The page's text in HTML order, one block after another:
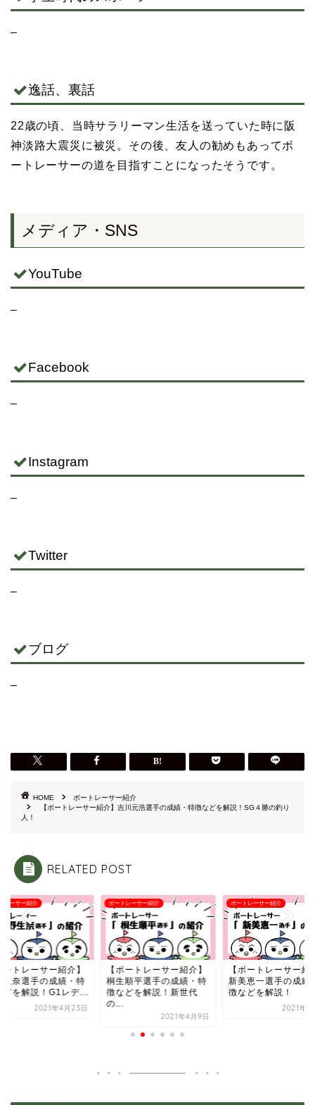
–
逸話、裏話
22歳の頃、当時サラリーマン生活を送っていた時に阪
神淡路大震災に被災。その後、友人の勧めもあってボ
ートレーサーの道を目指すことになったそうです。
メディア・SNS
YouTube
–
Facebook
–
Instagram
–
Twitter
–
ブログ
–
HOME
ボートレーサー紹介
【ボートレーサー紹介】吉川元浩選手の成績・特徴などを解説！SG４勝の釣り
人！
RELATED POST
レーサー紹介
ートレーサー紹介】
生奈選手の成績・特
どを解説！G1レデ...
2021年4月23日
ボートレーサー紹介
【ボートレーサー紹介】
桐生順平選手の成績・特
徴などを解説！新世代
の...
2021年4月9日
ボートレーサー紹介
【ボートレーサー紹
新美恵一選手の成績
徴などを解説！
2021年6